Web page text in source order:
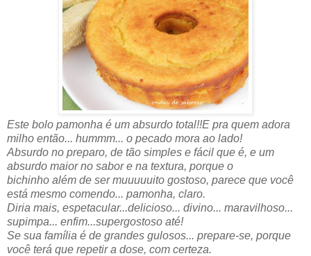
Este bolo pamonha é um absurdo total!!E pra quem adora
milho então... hummm... o pecado mora ao lado!
Absurdo no preparo, de tão simples e fácil que é, e um
absurdo maior no sabor e na textura, porque o
bichinho além de ser muuuuuito gostoso, parece que você
está mesmo comendo... pamonha, claro.
Diria mais, espetacular...delicioso... divino... maravilhoso...
supimpa... enfim...supergostoso até!
Se sua família é de grandes gulosos... prepare-se, porque
você terá que repetir a dose, com certeza.